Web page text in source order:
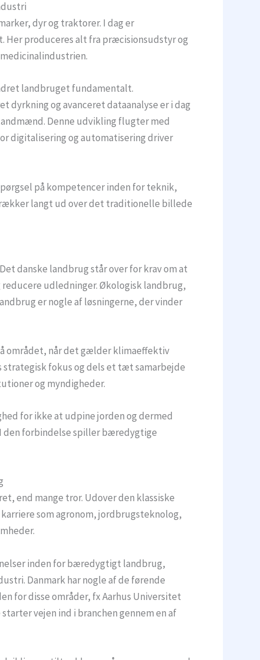
dyr og traktorer. I dag er
Her produceres alt fra præcisionsudstyr og
landbruget fundamentalt.
og avanceret dataanalyse er i dag
Denne udvikling flugter med
digitalisering og automatisering driver
på kompetencer inden for teknik,
langt ud over det traditionelle billede
danske landbrug står over for krav om at
udledninger. Økologisk landbrug,
er nogle af løsningerne, der vinder
området, når det gælder klimaeffektiv
fokus og dels et tæt samarbejde
og myndigheder.
for ikke at udpine jorden og dermed
den forbindelse spiller bæredygtige
end mange tror. Udover den klassiske
som agronom, jordbrugsteknolog,
inden for bæredygtigt landbrug,
Danmark har nogle af de førende
for disse områder, fx Aarhus Universitet
starter vejen ind i branchen gennem en af